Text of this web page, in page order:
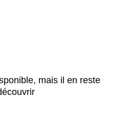
mais il en reste